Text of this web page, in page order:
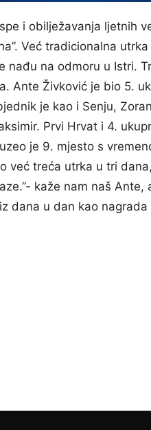
i obilježavanja ljetnih
Već tradicionalna
nađu na odmoru u Istri.
Ante Živković je bio 5.
je kao i Senju,
Prvi Hrvat i 4.
je 9. mjesto s
već treća utrka u tri
kaže nam naš Ante,
dana u dan kao